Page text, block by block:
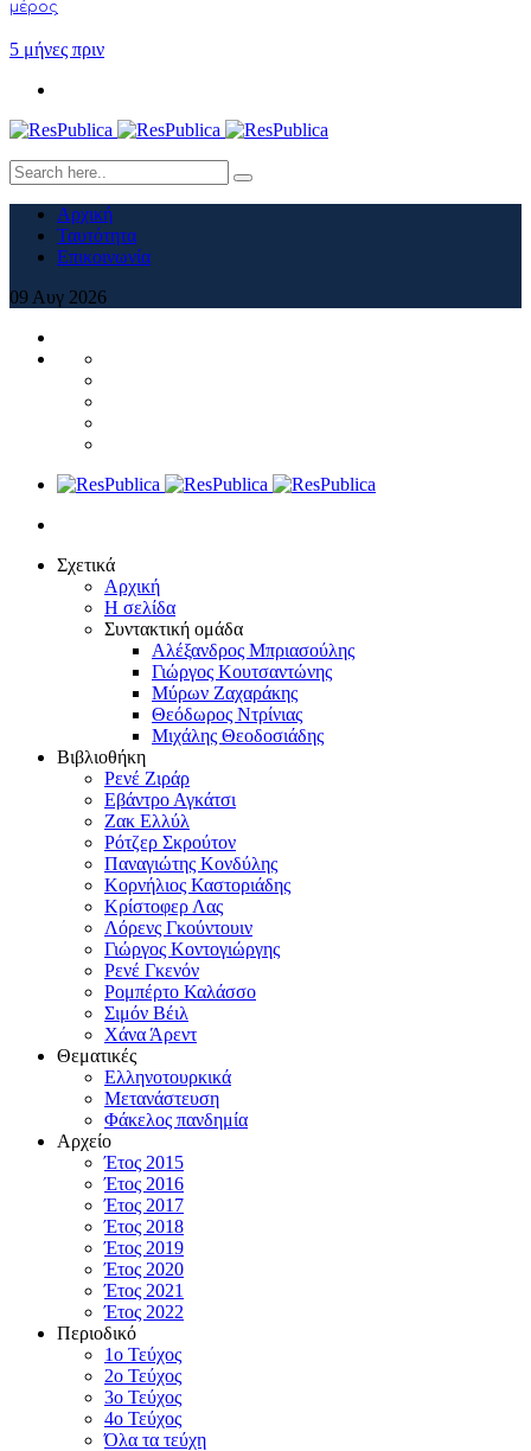
μέρος
5 μήνες πριν
Αρχική
Ταυτότητα
Επικοινωνία
09Αυγ 2026
Σχετικά
Αρχική
Η σελίδα
Συντακτική ομάδα
Αλέξανδρος Μπριασούλης
Γιώργος Κουτσαντώνης
Μύρων Ζαχαράκης
Θεόδωρος Ντρίνιας
Μιχάλης Θεοδοσιάδης
Βιβλιοθήκη
Ρενέ Ζιράρ
Εβάντρο Αγκάτσι
Ζακ Ελλύλ
Ρότζερ Σκρούτον
Παναγιώτης Κονδύλης
Κορνήλιος Καστοριάδης
Κρίστοφερ Λας
Λόρενς Γκούντουιν
Γιώργος Κοντογιώργης
Ρενέ Γκενόν
Ρομπέρτο Καλάσσο
Σιμόν Βέιλ
Χάνα Άρεντ
Θεματικές
Ελληνοτουρκικά
Μετανάστευση
Φάκελος πανδημία
Αρχείο
Έτος 2015
Έτος 2016
Έτος 2017
Έτος 2018
Έτος 2019
Έτος 2020
Έτος 2021
Έτος 2022
Περιοδικό
1ο Τεύχος
2ο Τεύχος
3ο Τεύχος
4o Τεύχος
Όλα τα τεύχη